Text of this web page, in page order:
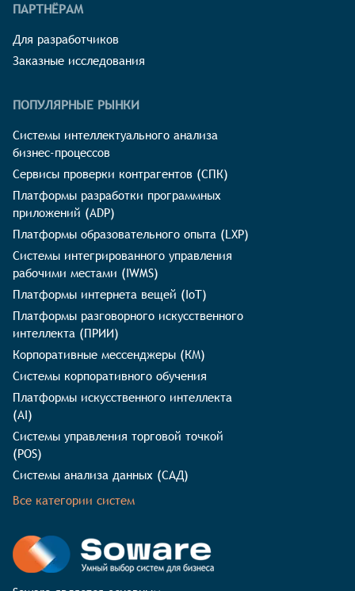
ПАРТНЁРАМ
Для разработчиков
Заказные исследования
ПОПУЛЯРНЫЕ РЫНКИ
Системы интеллектуального анализа
бизнес-процессов
Сервисы проверки контрагентов (СПК)
Платформы разработки программных
приложений (ADP)
Платформы образовательного опыта (LXP)
Системы интегрированного управления
рабочими местами (IWMS)
Платформы интернета вещей (IoT)
Платформы разговорного искусственного
интеллекта (ПРИИ)
Корпоративные мессенджеры (КМ)
Системы корпоративного обучения
Платформы искусственного интеллекта
(AI)
Системы управления торговой точкой
(POS)
Системы анализа данных (САД)
Все категории систем